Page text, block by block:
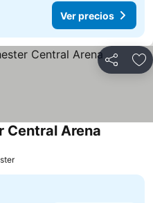
Ver precios
Compartir
Central Arena